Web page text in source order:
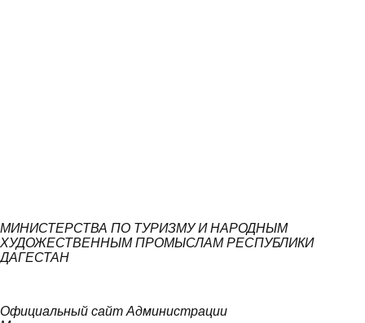
МИНИСТЕРСТВА ПО ТУРИЗМУ И НАРОДНЫМ
ХУДОЖЕСТВЕННЫМ ПРОМЫСЛАМ РЕСПУБЛИКИ
ДАГЕСТАН
Официальный сайт Администрации